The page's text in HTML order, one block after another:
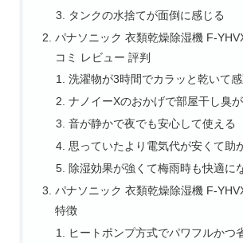
タンクの水捨てが面倒に感じる
パナソニック 衣類乾燥除湿機 F-
コミ レビュー 評判
洗濯物が3時間でカラッと乾いて
ナノイーXのおかげで部屋干し臭
音が静かで夜でも安心して使える
思っていたより電気代が安くて助
除湿効果が強くて梅雨時も快適に
パナソニック 衣類乾燥除湿機 F-
特徴
ヒートポンプ方式でパワフルかつ